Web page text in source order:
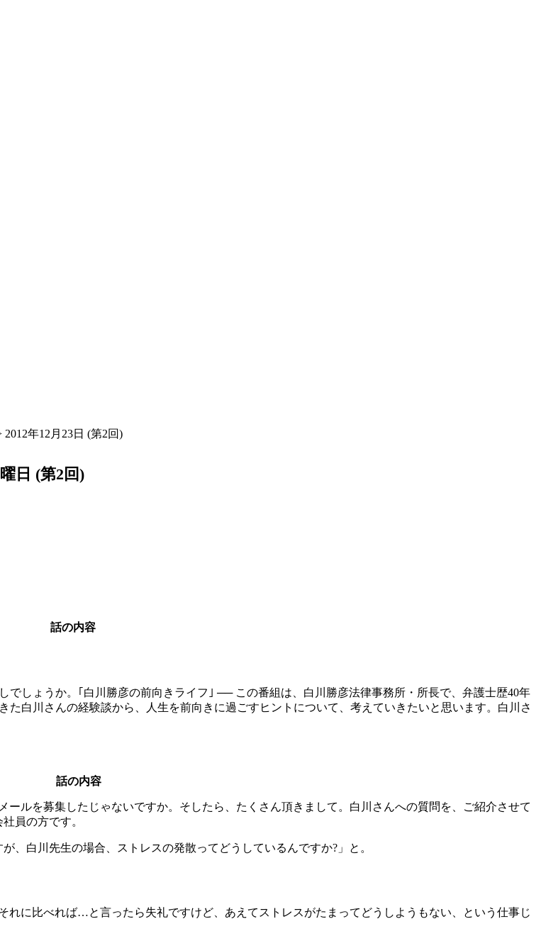
2012年12月23日 (第2回)
日 (第2回)
話の内容
しょうか。｢白川勝彦の前向きライフ｣ ── この番組は、白川勝彦法律事務所・所長で、弁護士歴40年
白川さんの経験談から、人生を前向きに過ごすヒントについて、考えていきたいと思います。白川さ
話の内容
ルを募集したじゃないですか。そしたら、たくさん頂きまして。白川さんへの質問を、ご紹介させて
員の方です。
、白川先生の場合、ストレスの発散ってどうしているんですか?」と。
に比べれば…と言ったら失礼ですけど、あえてストレスがたまってどうしようもない、という仕事じ